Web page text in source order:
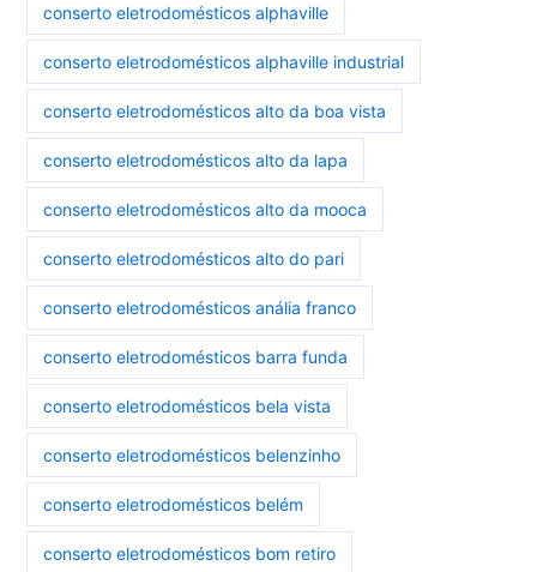
conserto eletrodomésticos alphaville
conserto eletrodomésticos alphaville industrial
conserto eletrodomésticos alto da boa vista
conserto eletrodomésticos alto da lapa
conserto eletrodomésticos alto da mooca
conserto eletrodomésticos alto do pari
conserto eletrodomésticos anália franco
conserto eletrodomésticos barra funda
conserto eletrodomésticos bela vista
conserto eletrodomésticos belenzinho
conserto eletrodomésticos belém
conserto eletrodomésticos bom retiro